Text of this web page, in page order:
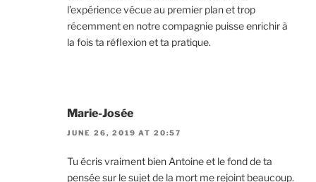
l’expérience vécue au premier plan et trop
récemment en notre compagnie puisse enrichir à
la fois ta réflexion et ta pratique.
Marie-Josée
JUNE 26, 2019 AT 20:57
Tu écris vraiment bien Antoine et le fond de ta
pensée sur le sujet de la mort me rejoint beaucoup.